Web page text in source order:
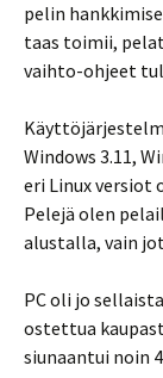
pelin
taas toimii,
vaihto-ohjeet
Windows 3.11,
eri Linux versiot
Pelejä olen
alustalla, vain
PC oli jo
ostettua
siunaantui noin